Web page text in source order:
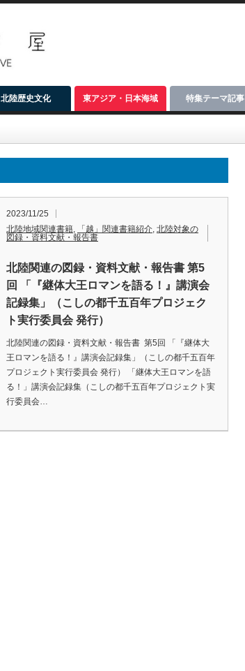
北陸歴史文化 東アジア・日本海域 特集テーマ記事
2023/11/25
北陸地域関連書籍, 「越」関連書籍紹介, 北陸対象の
図録・資料文献・報告書
北陸関連の図録・資料文献・報告書 第5
回 「『継体大王ロマンを語る！』講演会
記録集」（こしの都千五百年プロジェク
ト実行委員会 発行）
北陸関連の図録・資料文献・報告書 第5回 「『継体大
王ロマンを語る！』講演会記録集」（こしの都千五百年
プロジェクト実行委員会 発行） 「継体大王ロマンを語
る！」講演会記録集（こしの都千五百年プロジェクト実
行委員会…